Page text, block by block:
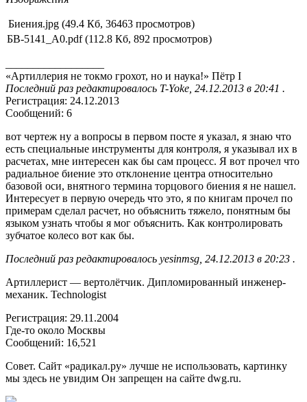
Биения.jpg (49.4 Кб, 36463 просмотров)
БВ-5141_А0.pdf (112.8 Кб, 892 просмотров)
«Артиллерия не токмо грохот, но и наука!» Пётр I
Последний раз редактировалось T-Yoke, 24.12.2013 в 20:41 .
Регистрация: 24.12.2013
Сообщений: 6
вот чертеж ну а вопросы в первом посте я указал, я знаю что
есть специальные инструменты для контроля, я указывал их в
расчетах, мне интересен как бы сам процесс. Я вот прочел что
радиальное биение это отклонение центра относительно
базовой оси, внятного термина торцового биения я не нашел.
Интересует в первую очередь что это, я по книгам прочел по
примерам сделал расчет, но объяснить тяжело, понятным бы
языком узнать чтобы я мог объяснить. Как контролировать
зубчатое колесо вот как бы.
Последний раз редактировалось yesinmsg, 24.12.2013 в 20:23 .
Артиллерист — вертолётчик. Дипломированный инженер-
механик. Technologist
Регистрация: 29.11.2004
Где-то около Москвы
Сообщений: 16,521
Совет. Сайт «радикал.ру» лучше не использовать, картинку
мы здесь не увидим Он запрещен на сайте dwg.ru.